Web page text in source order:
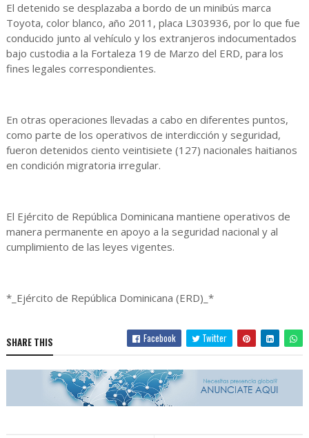
El detenido se desplazaba a bordo de un minibús marca
Toyota, color blanco, año 2011, placa L303936, por lo que fue
conducido junto al vehículo y los extranjeros indocumentados
bajo custodia a la Fortaleza 19 de Marzo del ERD, para los
fines legales correspondientes.
En otras operaciones llevadas a cabo en diferentes puntos,
como parte de los operativos de interdicción y seguridad,
fueron detenidos ciento veintisiete (127) nacionales haitianos
en condición migratoria irregular.
El Ejército de República Dominicana mantiene operativos de
manera permanente en apoyo a la seguridad nacional y al
cumplimiento de las leyes vigentes.
*_Ejército de República Dominicana (ERD)_*
SHARE THIS Facebook Twitter